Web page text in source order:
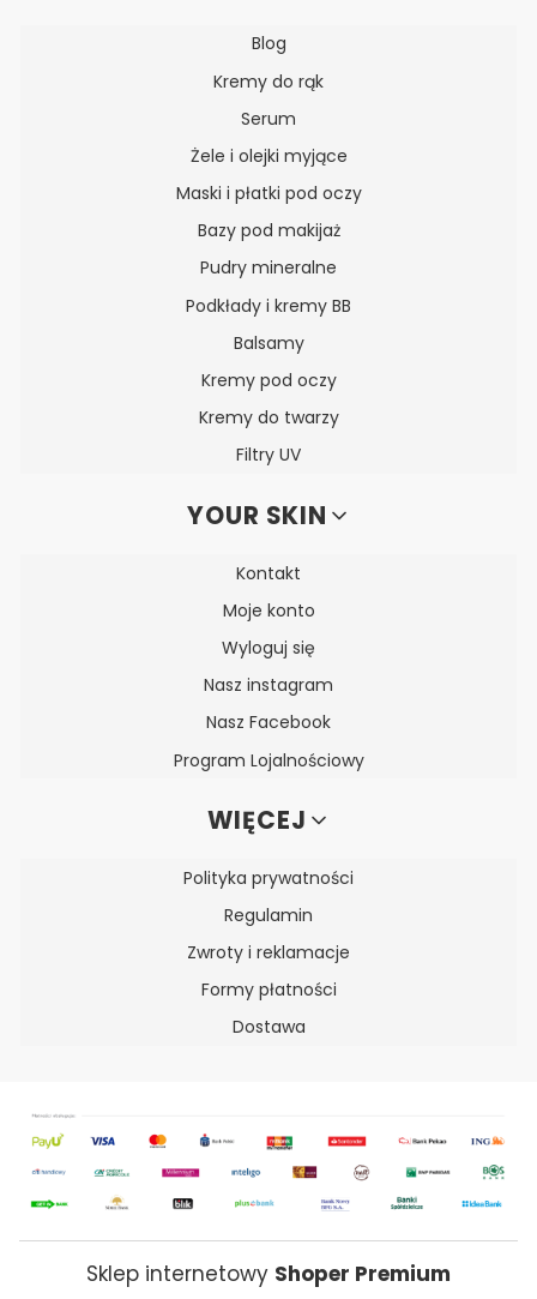
Blog
Kremy do rąk
Serum
Żele i olejki myjące
Maski i płatki pod oczy
Bazy pod makijaż
Pudry mineralne
Podkłady i kremy BB
Balsamy
Kremy pod oczy
Kremy do twarzy
Filtry UV
YOUR SKIN
Kontakt
Moje konto
Wyloguj się
Nasz instagram
Nasz Facebook
Program Lojalnościowy
WIĘCEJ
Polityka prywatności
Regulamin
Zwroty i reklamacje
Formy płatności
Dostawa
Sklep internetowy Shoper Premium